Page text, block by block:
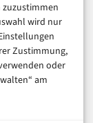
zuzustimmen
wird nur
Zustimmung,
oder
am